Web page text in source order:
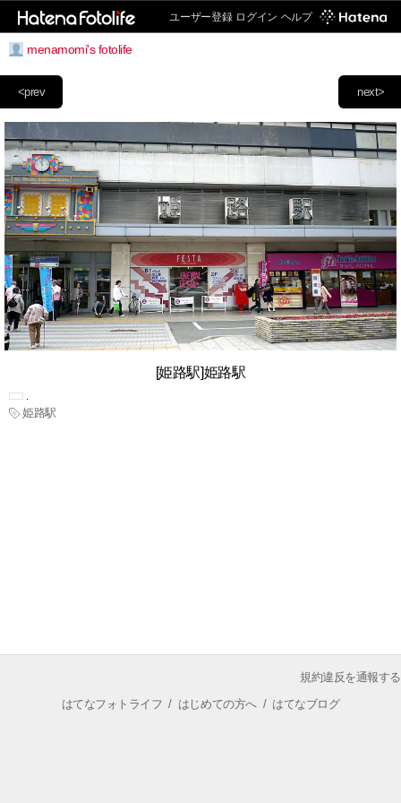
ユーザー登録 ログイン ヘルプ
menamomi's fotolife
next>
<prev
[姫路駅]姫路駅
姫路駅
規約違反を通報する
はてなフォトライフ / はじめての方へ/ はてなブログ